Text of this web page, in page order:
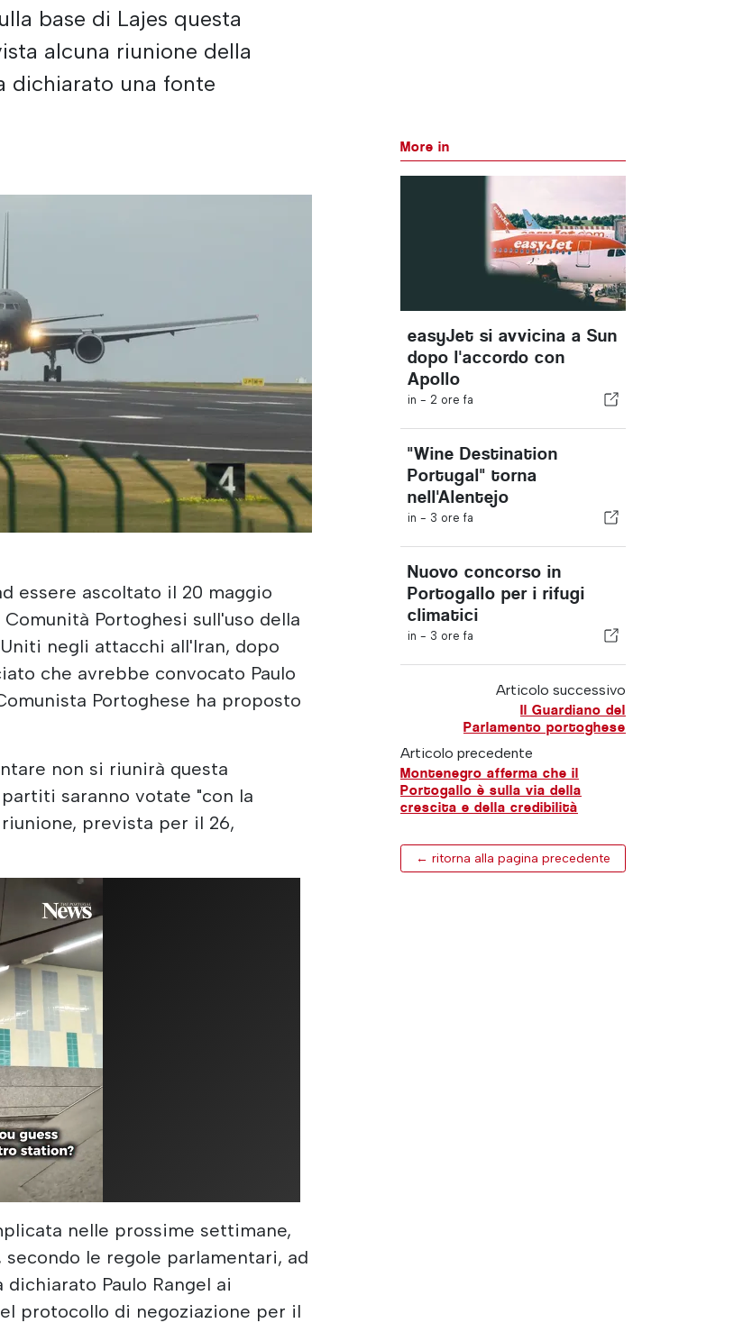
base di Lajes questa
alcuna riunione della
dichiarato una fonte
essere ascoltato il 20 maggio
Portoghesi sull'uso della
negli attacchi all'Iran, dopo
che avrebbe convocato Paulo
Portoghese ha proposto
non si riunirà questa
saranno votate "con la
prevista per il 26,
nelle prossime settimane,
le regole parlamentari, ad
Paulo Rangel ai
protocollo di negoziazione per il
More in
easyJet si avvicina a Sun
dopo l'accordo con
Apollo
in - 2 ore fa
"Wine Destination
Portugal" torna
nell'Alentejo
in - 3 ore fa
Nuovo concorso in
Portogallo per i rifugi
climatici
in - 3 ore fa
Articolo successivo
Il Guardiano del
Parlamento portoghese
Articolo precedente
Montenegro afferma che il
Portogallo è sulla via della
crescita e della credibilità
← ritorna alla pagina precedente